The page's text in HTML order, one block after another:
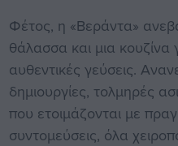
Φέτος, η «Βεράντα»
θάλασσα και μια κουζίνα
αυθεντικές γεύσεις.
δημιουργίες, τολμηρές
που ετοιμάζονται με
συντομεύσεις, όλα